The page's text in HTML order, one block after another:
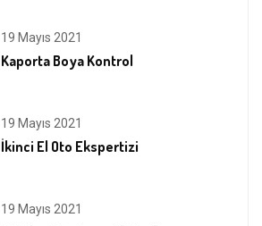
19 Mayıs 2021
Kaporta Boya Kontrol
19 Mayıs 2021
İkinci El Oto Ekspertizi
19 Mayıs 2021